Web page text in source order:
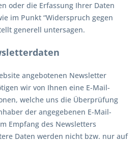
oder die Erfassung Ihrer Daten
im Punkt “Widerspruch gegen
generell untersagen.
angebotenen Newsletter
wir von Ihnen eine E-Mail-
welche uns die Überprüfung
der angegebenen E-Mail-
Empfang des Newsletters
Daten werden nicht bzw. nur auf